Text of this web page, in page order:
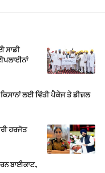
ਸਾਡੀ
ਲਈ ਵਿੱਤੀ ਪੈਕੇਜ ਤੇ ਡੀਜ਼ਲ
ਹਰਜੋਤ
ਬਾਈਕਾਟ,